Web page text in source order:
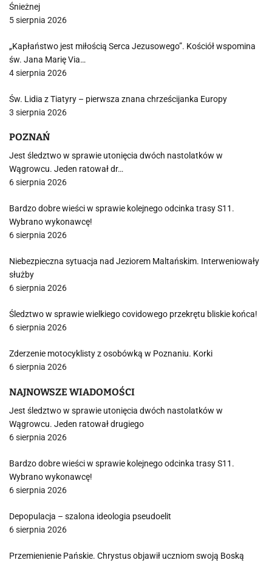
Śnieżnej
5 sierpnia 2026
„Kapłaństwo jest miłością Serca Jezusowego”. Kościół wspomina
św. Jana Marię Via…
4 sierpnia 2026
Św. Lidia z Tiatyry – pierwsza znana chrześcijanka Europy
3 sierpnia 2026
POZNAŃ
Jest śledztwo w sprawie utonięcia dwóch nastolatków w
Wągrowcu. Jeden ratował dr…
6 sierpnia 2026
Bardzo dobre wieści w sprawie kolejnego odcinka trasy S11.
Wybrano wykonawcę!
6 sierpnia 2026
Niebezpieczna sytuacja nad Jeziorem Maltańskim. Interweniowały
służby
6 sierpnia 2026
Śledztwo w sprawie wielkiego covidowego przekrętu bliskie końca!
6 sierpnia 2026
Zderzenie motocyklisty z osobówką w Poznaniu. Korki
6 sierpnia 2026
NAJNOWSZE WIADOMOŚCI
Jest śledztwo w sprawie utonięcia dwóch nastolatków w
Wągrowcu. Jeden ratował drugiego
6 sierpnia 2026
Bardzo dobre wieści w sprawie kolejnego odcinka trasy S11.
Wybrano wykonawcę!
6 sierpnia 2026
Depopulacja – szalona ideologia pseudoelit
6 sierpnia 2026
Przemienienie Pańskie. Chrystus objawił uczniom swoją Boską